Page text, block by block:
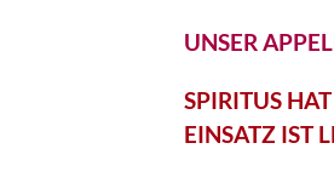
UNSER
SPIRITUS
EINSATZ IST